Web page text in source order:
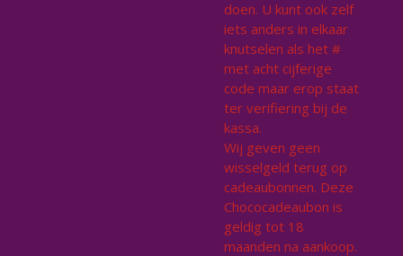
doen. U kunt ook zelf
iets anders in elkaar
knutselen als het #
met acht cijferige
code maar erop staat
ter verifiering bij de
kassa.
Wij geven geen
wisselgeld terug op
cadeaubonnen. Deze
Chococadeaubon is
geldig tot 18
maanden na aankoop.